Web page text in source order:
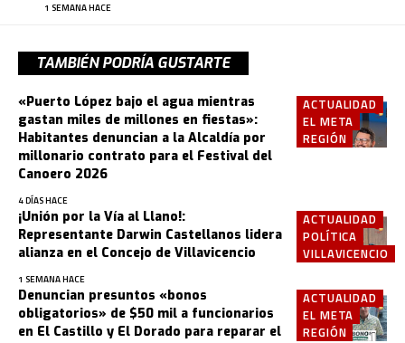
1 SEMANA HACE
TAMBIÉN PODRÍA GUSTARTE
ACTUALIDAD
EL META
REGIÓN
«Puerto López bajo el agua mientras
gastan miles de millones en fiestas»:
Habitantes denuncian a la Alcaldía por
millonario contrato para el Festival del
Canoero 2026
4 DÍAS HACE
ACTUALIDAD
POLÍTICA
VILLAVICENCIO
¡Unión por la Vía al Llano!:
Representante Darwin Castellanos lidera
alianza en el Concejo de Villavicencio
1 SEMANA HACE
ACTUALIDAD
EL META
REGIÓN
Denuncian presuntos «bonos
obligatorios» de $50 mil a funcionarios
en El Castillo y El Dorado para reparar el